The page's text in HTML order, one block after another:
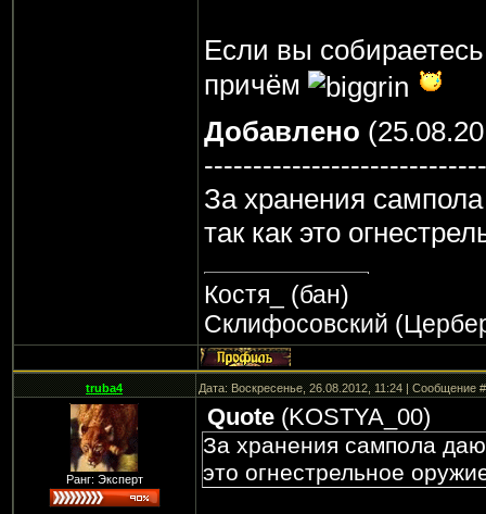
Если вы
причём
Добавлено
За хранения
так как это
Костя_ (бан)
Склифосовский
truba4 Дата: Воскресенье, 26.08.2012, 11:24 | Сообщение
Ранг: Эксперт
Quote(KOSTYA_00)
За хранения сампола
это огнестрельное